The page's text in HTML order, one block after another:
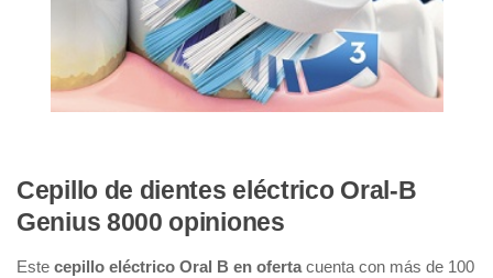
Cepillo de dientes eléctrico Oral-B
Genius 8000 opiniones
Este cepillo eléctrico Oral B en oferta cuenta con más de 100